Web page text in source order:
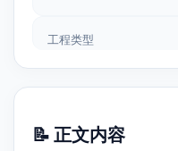
工程类型
📝 正文内容